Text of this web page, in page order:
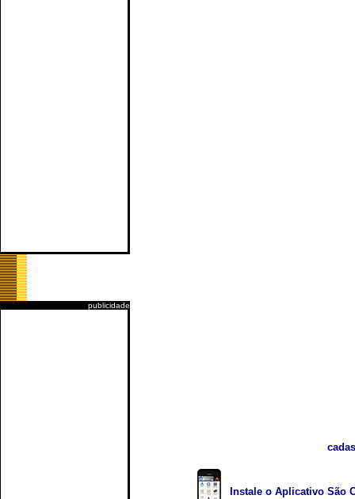
publicidade
Instale o Aplicativo São